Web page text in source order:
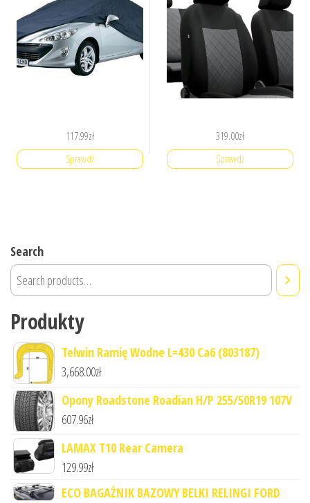
117.99zł
Sprawdź
319.00zł
Sprawdź
Search
Produkty
Telwin Ramię Wodne L=430 Ca6 (803187)
3,668.00zł
Opony Roadstone Roadian H/P 255/50R19 107V
607.96zł
LAMAX T10 Rear Camera
129.99zł
ECO BAGAŻNIK BAZOWY BELKI RELINGI FORD